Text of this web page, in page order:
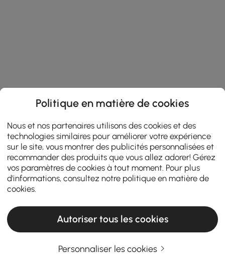
Politique en matière de cookies
Nous et nos partenaires utilisons des cookies et des
technologies similaires pour améliorer votre expérience
sur le site, vous montrer des publicités personnalisées et
recommander des produits que vous allez adorer! Gérez
vos paramètres de cookies à tout moment. Pour plus
d'informations, consultez notre politique en matière de
cookies
Autoriser tous les cookies
Personnaliser les cookies